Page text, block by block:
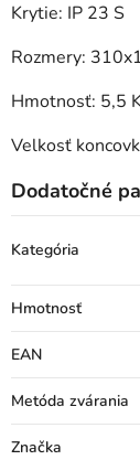
Krytie: IP 23 S
Rozmery:
Hmotnosť: 5,5
Velkosť
Dodatočné
Kategória
Hmotnosť
EAN
Metóda zvárania
Značka